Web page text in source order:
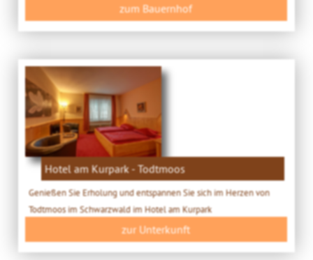
zum Bauernhof
Hotel am Kurpark - Todtmoos
Genießen Sie Erholung und entspannen Sie sich im Herzen von
Todtmoos im Schwarzwald im Hotel am Kurpark
zur Unterkunft